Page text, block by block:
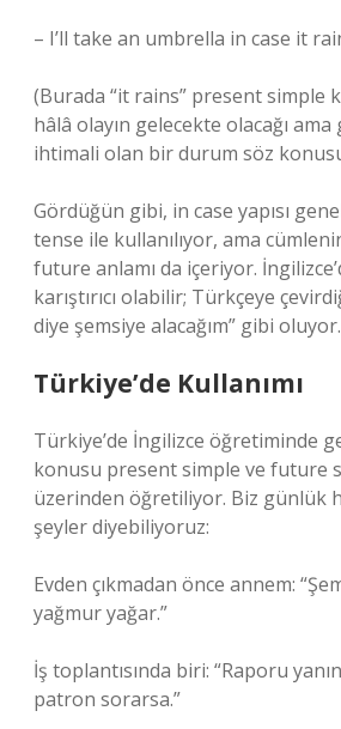
– I’ll take an umbrella in case it
(Burada “it rains” present simple
hâlâ olayın gelecekte olacağı
ihtimali olan bir durum söz
Gördüğün gibi, in case yapısı
tense ile kullanılıyor, ama
future anlamı da içeriyor.
karıştırıcı olabilir; Türkçeye
diye şemsiye alacağım” gibi oluyor.
Türkiye’de Kullanımı
Türkiye’de İngilizce öğretiminde
konusu present simple ve future
üzerinden öğretiliyor. Biz günlük
şeyler diyebiliyoruz:
Evden çıkmadan önce annem:
yağmur yağar.”
İş toplantısında biri: “Raporu
patron sorarsa.”